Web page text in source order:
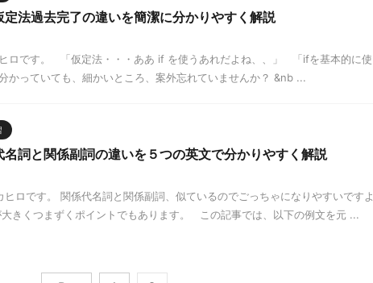
定法過去完了の違いを簡潔に分かりやすく解説
ロです。 「仮定法・・・ああ if を使うあれだよね、、」 「ifを基本的に使
かっていても、細かいところ、案外忘れていませんか？ &nb ...
名詞と関係副詞の違いを５つの英文で分かりやすく解説
ヒロです。 関係代名詞と関係副詞、似ているのでごっちゃになりやすいですよ
きくつまずくポイントでもあります。 この記事では、以下の例文を元 ...